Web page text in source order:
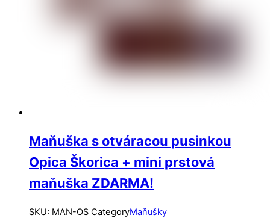
Maňuška s otváracou pusinkou
Opica Škorica + mini prstová
maňuška ZDARMA!
SKU: MAN-OS CategoryMaňušky